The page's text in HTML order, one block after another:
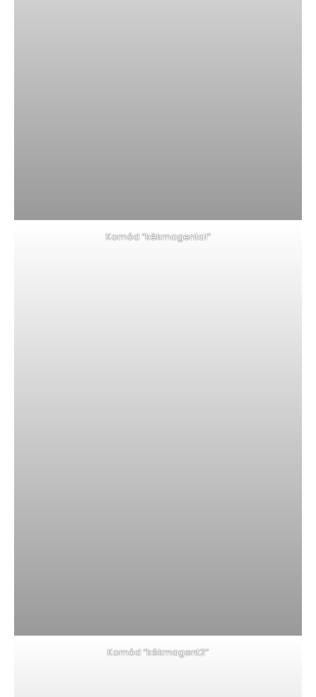
Komód “kékmagenta1”
Komód “kékmagent2”